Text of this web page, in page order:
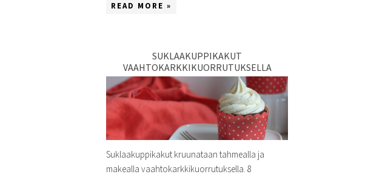
READ MORE »
SUKLAAKUPPIKAKUT
VAAHTOKARKKIKUORRUTUKSELLA
Suklaakuppikakut kruunataan tahmealla ja
makealla vaahtokarkkikuorrutuksella. 8